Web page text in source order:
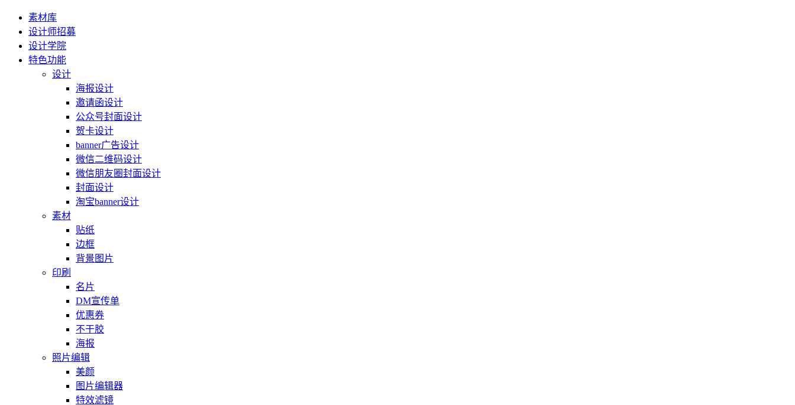
素材库
设计师招募
设计学院
特色功能
设计
海报设计
邀请函设计
公众号封面设计
贺卡设计
banner广告设计
微信二维码设计
微信朋友圈封面设计
封面设计
淘宝banner设计
素材
贴纸
边框
背景图片
印刷
名片
DM宣传单
优惠券
不干胶
海报
照片编辑
美颜
图片编辑器
特效滤镜